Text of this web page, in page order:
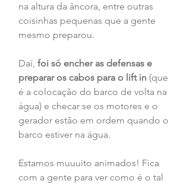
na altura da âncora, entre outras
coisinhas pequenas que a gente
mesmo preparou.
Daí, foi só encher as defensas e
preparar os cabos para o lift in (que
é a colocação do barco de volta na
água) e checar se os motores e o
gerador estão em ordem quando o
barco estiver na água.
Estamos muuuito animados! Fica
com a gente para ver como é o tal